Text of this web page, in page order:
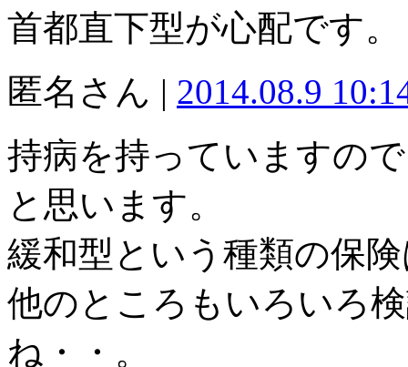
首都直下型が心配です。
匿名さん | 2014.08.9
持病を持っていますの
と思います。
緩和型という種類の保
他のところもいろいろ
ね・・。